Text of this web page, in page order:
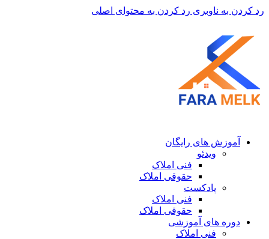
رد کردن به ناوبری رد کردن به محتوای اصلی
آموزش های رایگان
ویدئو
فنی املاک
حقوقی املاک
پادکست
فنی املاک
حقوقی املاک
دوره های آموزشی
فنی املاک